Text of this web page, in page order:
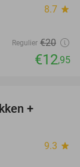
8.7 star
Regulier €20
€12,95
+
9.3 star